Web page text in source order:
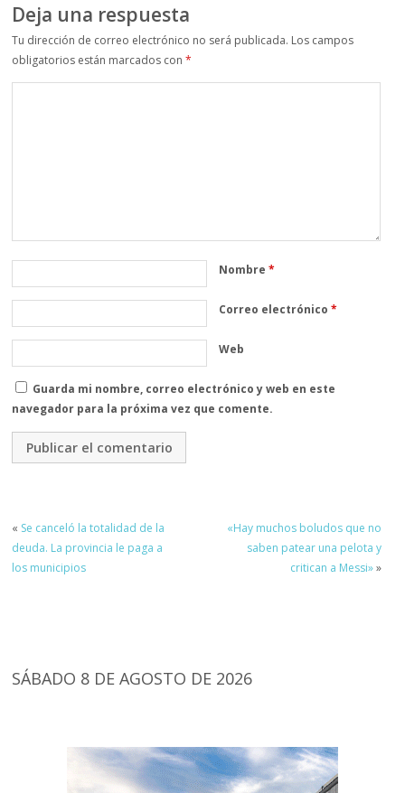
Deja una respuesta
Tu dirección de correo electrónico no será publicada. Los campos
obligatorios están marcados con*
Nombre*
Correo electrónico*
Web
Guarda mi nombre, correo electrónico y web en este
navegador para la próxima vez que comente.
« Se canceló la totalidad de la
deuda. La provincia le paga a
los municipios
«Hay muchos boludos que no
saben patear una pelota y
critican a Messi»»
SÁBADO 8 DE AGOSTO DE 2026